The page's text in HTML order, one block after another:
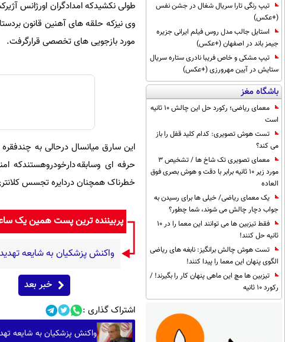
تیپ رنگی تارا سریال شغال در جشن نفس
(+عکس)
استایل جالب مدل روس فیلم ایرانی جزیره
جیمز باند در اصفهان (+عکس)
تیپ مشکی و خاص فریبا نادری ستاره سریال
ستایش در آیین مهرورزی (+عکس)
باشگاه مغز
معمای ریاضی؛ رکورد حل این چالش 10 ثانیه
است
تست هوش تصویری: کدام کلید قفل را باز
می کند؟
معمای تصویری تک شاخ ها / تشخیص 3
مورد زیر 10 ثانیه برابر با دقت و هوش بصری فوق
العاده
یک معمای ریاضی/ خیلی ها برای رسیدن به
جواب دچار چالش می شوند، شما چطور؟
فقط تیزبین ها می توانند این معما را در 10
ثانیه حل کنند!
تست هوش چالش برانگیز: نابغه های ریاضی
الگوی پنهان این معما را پیدا کنند!
تیزبین ها مچ این ماهی پنهان کار را بگیرند! /
رکورد 10 ثانیه
وی نیزکه حلقه های آهنین قانون
مورد بازجویی های تخصصی قرارگرفت.
این سارق میانسال درحالی به
حرفه ای وسابقه دارخودروهستندکه
خطرناک همچنان دردایره تجسس
پربیننده ترین پست همین یک
واکنش پزشکیان به شایعه
خبر بعد
اشتراک گذاری :
واکنش پزشکیان به شایعه